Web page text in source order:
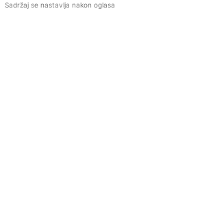
Sadržaj se nastavlja nakon oglasa